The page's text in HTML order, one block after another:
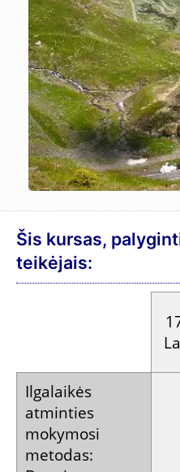
Šis kursas,
teikėjais:
Ilgalaikės
atminties
mokymosi
metodas: